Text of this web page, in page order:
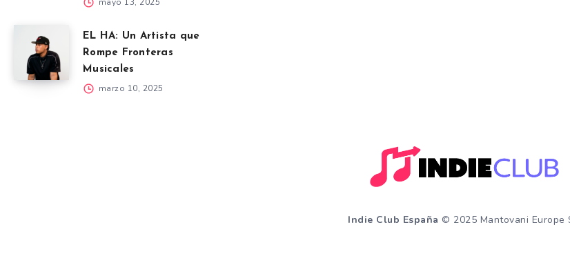
mayo 13, 2025
EL HA: Un Artista que
Rompe Fronteras
Musicales
marzo 10, 2025
Indie Club España © 2025 Mantovani Europe